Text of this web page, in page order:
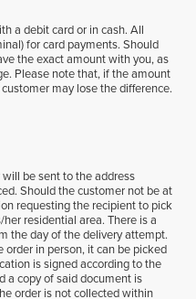
a debit card or in cash. All
for card payments. Should
the exact amount with you, as
Please note that, if the amount
may lose the difference.
be sent to the address
Should the customer not be at
requesting the recipient to pick
residential area. There is a
the day of the delivery attempt.
in person, it can be picked
is signed according to the
a copy of said document is
order is not collected within